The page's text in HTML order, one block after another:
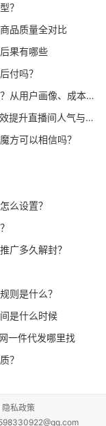
？
品质量全对比
果有哪些
付吗？
、成本、流量策略全解读
升直播间人气与互动
方可以相信吗？
么设置？
广多久解封？
则是什么？
是什么时候
一件代发哪里找
？
隐私政策